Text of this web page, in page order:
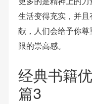
生活变得充实，并
献，人们会给予你
限的崇高感。
经典书籍
篇3